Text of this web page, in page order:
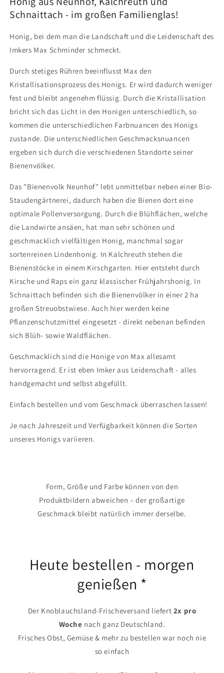
Familienglas
(500g)
Familienglas
(500g)
Schnaittach - im großen Familienglas!
Honig, bei dem man die Landschaft und die Leidenschaft des
Imkers Max Schminder schmeckt.
Durch stetiges Rühren beeinflusst Max den
Kristallisationsprozess des Honigs. Er wird dadurch weniger
fest und bleibt angenehm flüssig. Durch die Kristallisation
bricht sich das Licht in den Honigen unterschiedlich, so
kommen die unterschiedlichen Farbnuancen des Honigs
zustande. Die unterschiedlichen Geschmacksnuancen
ergeben sich durch die verschiedenen Standorte seiner
Bienenvölker.
Das "Bienenvolk Neunhof" lebt unmittelbar neben einer Bio-
Staudengärtnerei, dadurch haben die Bienen dort eine
optimale Pollenversorgung. Durch die Blühflächen, welche
die Landwirte ansäen, hat man sehr schönen und
geschmacklich vielfältigen Honig, manchmal sogar
sortenreinen Lindenhonig. In Kalchreuth stehen die
Bienenstöcke in einem Kirschgarten. Hier entsteht durch
Kirsche und Raps ein ganz klassischer Frühjahrshonig. In
Schnaittach befinden sich die Bienenvölker in einer 2 ha
großen Streuobstwiese. Auch hier werden keine
Pflanzenschutzmittel eingesetzt - direkt nebenan befinden
sich Blüh- sowie Waldflächen.
Geschmacklich sind die Honige von Max allesamt
hervorragend. Er ist eben Imker aus Leidenschaft - alles
handgemacht und selbst abgefüllt.
Einfach bestellen und vom Geschmack überraschen lassen!
Je nach Jahreszeit und Verfügbarkeit können die Sorten
unseres Honigs variieren.
Form, Größe und Farbe können von den
Produktbildern abweichen – der großartige
Geschmack bleibt natürlich immer derselbe.
Heute bestellen - morgen
genießen *
Der Knoblauchsland-Frischeversand liefert 2x pro
Woche nach ganz Deutschland.
Frisches Obst, Gemüse & mehr zu bestellen war noch nie
so einfach